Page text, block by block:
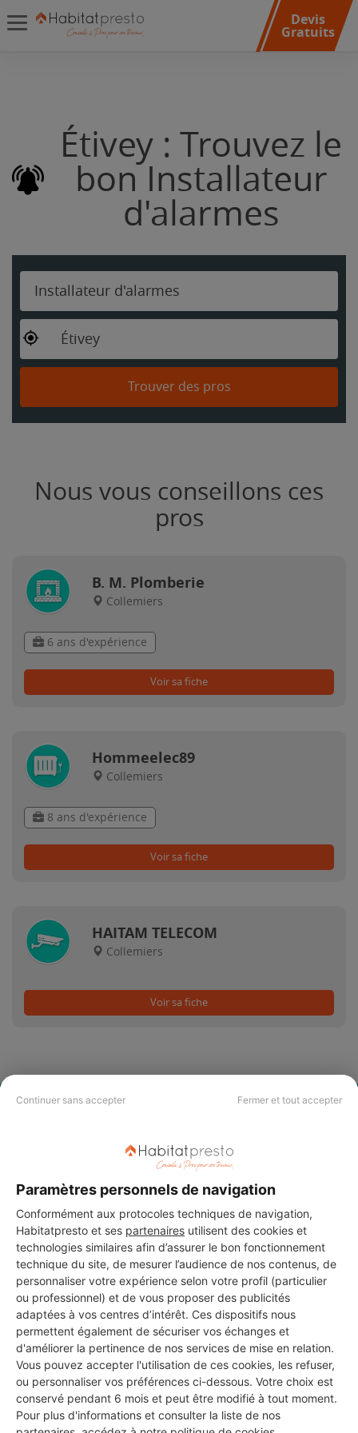
Continuer sans accepter Fermer et tout accepter
Paramètres personnels de navigation
Conformément aux protocoles techniques de navigation,
Habitatpresto et ses partenaires utilisent des cookies et
technologies similaires afin d’assurer le bon fonctionnement
technique du site, de mesurer l’audience de nos contenus, de
personnaliser votre expérience selon votre profil (particulier
ou professionnel) et de vous proposer des publicités
adaptées à vos centres d’intérêt. Ces dispositifs nous
permettent également de sécuriser vos échanges et
d'améliorer la pertinence de nos services de mise en relation.
Vous pouvez accepter l'utilisation de ces cookies, les refuser,
ou personnaliser vos préférences ci-dessous. Votre choix est
conservé pendant 6 mois et peut être modifié à tout moment.
Pour plus d'informations et consulter la liste de nos
Devis
Gratuits
Étivey : Trouvez le
bon Installateur
d'alarmes
Installateur d'alarmes
Étivey
Trouver des pros
Nous vous conseillons ces
pros
B. M. Plomberie
Collemiers
6 ans d'expérience
Voir sa fiche
Hommeelec89
Collemiers
8 ans d'expérience
Voir sa fiche
HAITAM TELECOM
Collemiers
Voir sa fiche
CHERCHER ?
Vous souhaitez réaliser des travaux et ne savez quel professionnel
professionnels partout en France.
DEMANDER UN DEVIS